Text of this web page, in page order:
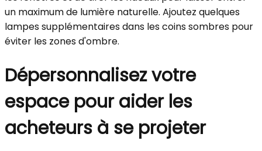
un maximum de lumière naturelle. Ajoutez quelques
lampes supplémentaires dans les coins sombres pour
éviter les zones d'ombre.
Dépersonnalisez votre
espace pour aider les
acheteurs à se projeter